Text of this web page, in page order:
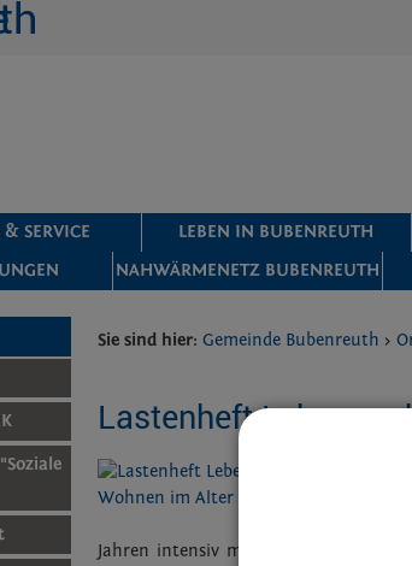
& SERVICE LEBEN IN BUBENREUTH
NAHWÄRMENETZ BUBENREUTH
Sie sind hier: Gemeinde Bubenreuth >
Lastenheft Leben
Die vom
Jahren intensiv mit den Fragen der